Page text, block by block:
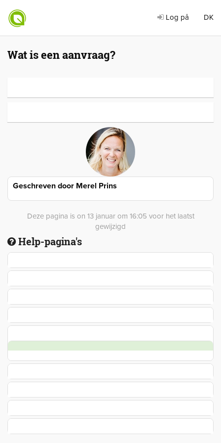
Log på DK
Wat is een aanvraag?
Geschreven door Merel Prins
Deze pagina is on 13 januar om 16:05 voor het laatst
gewijzigd
Help-pagina's